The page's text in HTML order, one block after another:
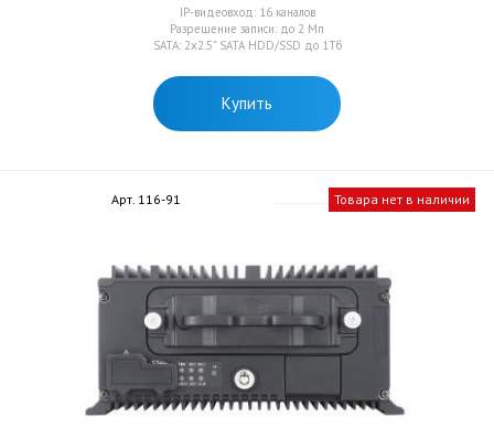
IP-видеовход: 16 каналов
Разрешение записи: до 2 Mп
SATA: 2x2.5” SATA HDD/SSD до 1Тб
Купить
Арт. 116-91 Товара нет в наличии